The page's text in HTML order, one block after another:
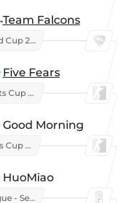
Team Falcons
Esports World Cup 2026
Five Fears
Xin Xin Esports Cup 2025
Good Morning
Xin Xin Esports Cup 2026
HuoMiao
R6 Unite League - Season 1